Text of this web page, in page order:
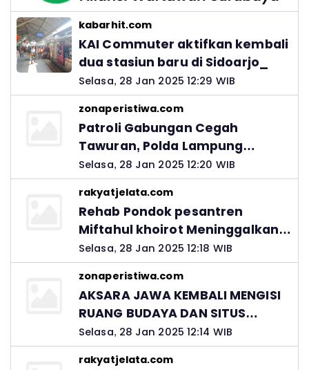
kabarhit.com
KAI Commuter aktifkan kembali
dua stasiun baru di Sidoarjo_
Selasa, 28 Jan 2025 12:29 WIB
zonaperistiwa.com
Patroli Gabungan Cegah
Tawuran, Polda Lampung
Ingatkan Peran Orang Tua
Selasa, 28 Jan 2025 12:20 WIB
rakyatjelata.com
Rehab Pondok pesantren
Miftahul khoirot Meninggalkan
Hutang Ke Material, Mantan
Kadis PUPR Harus Bertanggung
Jawab
Selasa, 28 Jan 2025 12:18 WIB
zonaperistiwa.com
AKSARA JAWA KEMBALI MENGISI
RUANG BUDAYA DAN SITUS
LELUHUR NUSANTARA
Selasa, 28 Jan 2025 12:14 WIB
rakyatjelata.com